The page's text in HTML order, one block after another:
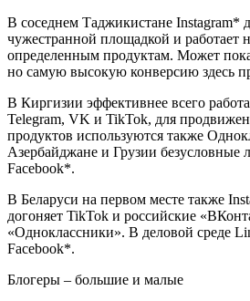
В соседнем Таджикистане Instagram*
чужестранной площадкой и работает
определенным продуктам. Может
но самую высокую конверсию здесь
В Киргизии эффективнее всего
Telegram, VK и TikTok, для
продуктов используются также
Азербайджане и Грузии безусловные
Facebook*.
В Беларуси на первом месте также
догоняет TikTok и российские
«Одноклассники». В деловой среде
Facebook*.
Блогеры – большие и малые